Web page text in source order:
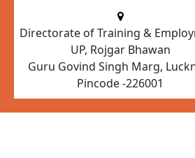
Directorate of Training &
UP, Rojgar Bhawan
Guru Govind Singh Marg,
Pincode -226001